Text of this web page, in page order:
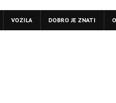
VOZILA DOBRO JE ZNATI